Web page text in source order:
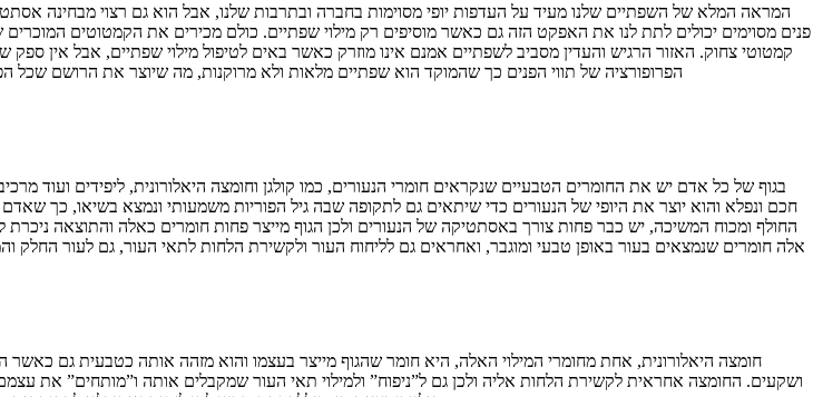
המראה המלא של השפתיים שלנו מעיד על העדפות יופי מסוימות בחברה ובתרבות שלנו, אבל הוא גם רצוי מבחינה
פנים מסוימים יכולים לתת לנו את האפקט הזה גם כאשר מוסיפים רק מילוי שפתיים. כולם מכירים את הקמטוטים
קמטוטי צחוק. האזור הרגיש והעדין מסביב לשפתיים אמנם אינו מוזרק כאשר באים לטיפול מילוי שפתיים, אבל אין
הפרופורציה של תווי הפנים כך שהמוקד הוא שפתיים מלאות ולא מרוקנות, מה שיוצר את הרושם שכל
בגוף של כל אדם יש את החומרים הטבעיים שנקראים חומרי הנעורים, כמו קולגן וחומצה היאלורונית, ליפידים ועוד
חכם ונפלא והוא יוצר את היופי של הנעורים כדי שיתאים גם לתקופה שבה גיל הפוריות משמעותי ונמצא בשיאו, כך
החולף ומכוח המשיכה, יש כבר פחות צורך באסתטיקה של הנעורים ולכן הגוף מייצר פחות חומרים כאלה והתוצאה
אלה חומרים שנמצאים בעור באופן טבעי ומוגבר, ואחראים גם לליחוח העור ולקשירת הלחות לתאי העור, גם לעור
חומצה היאלורונית, אחת מחומרי המילוי האלה, היא חומר שהגוף מייצר בעצמו והוא מזהה אותה כטבעית גם כאשר
ושקעים. החומצה אחראית לקשירת הלחות אליה ולכן גם ל”ניפוח” ולמילוי תאי העור שמקבלים אותה ו”מותחים” את